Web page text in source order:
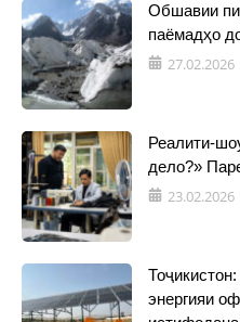
Обшавии
паёмадҳо
27.02.2026
Реалити-
дело?»
23.02.2026
энергияи